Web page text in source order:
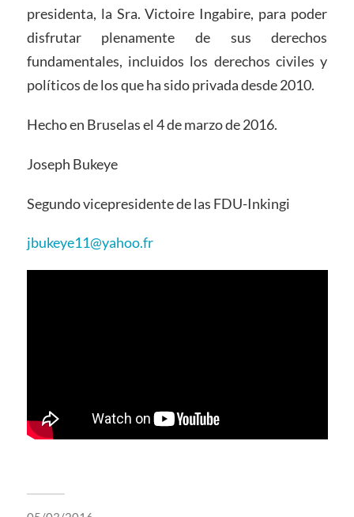
presidenta, la Sra. Victoire Ingabire, para poder
disfrutar plenamente de sus derechos
fundamentales, incluidos los derechos civiles y
políticos de los que ha sido privada desde 2010.
Hecho en Bruselas el 4 de marzo de 2016.
Joseph Bukeye
Segundo vicepresidente de las FDU-Inkingi
jbukeye11@yahoo.fr